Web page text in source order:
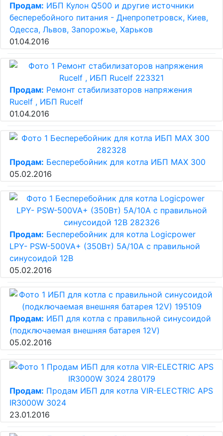
Продам: ИБП Кулон Q500 и другие источники
бесперебойного питания - Днепропетровск, Киев,
Одесса, Львов, Запорожье, Харьков
01.04.2016
Продам: Ремонт стабилизаторов напряжения
Rucelf , ИБП Rucelf
01.04.2016
Продам: Бесперебойник для котла ИБП МАХ 300
05.02.2016
Продам: Бесперебойник для котла Logicpower
LPY- PSW-500VA+ (350Вт) 5A/10A с правильной
синусоидой 12В
05.02.2016
Продам: ИБП для котла с правильной синусоидой
(подключаемая внешняя батарея 12V)
05.02.2016
Продам: Продам ИБП для котла VIR-ELECTRIC APS
IR3000W 3024
23.01.2016